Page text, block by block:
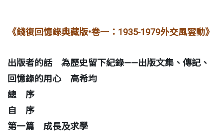
離開，我就立刻讀起《錢復回憶錄卷一：外交風雲
溯歷史，從早年家庭生活談起的方式，從中我可以學
習到很多中國過往的歷史，並獲得很多樂趣。
《錢復回憶錄典藏版•卷一：1935-1979外交風雲動》
出版者的話 為歷史留下紀錄――出版文集、傳記、
回憶錄的用心 高希均
總 序
自 序
第一篇 成長及求學